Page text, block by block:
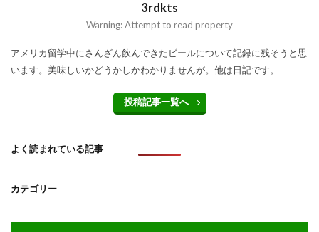
3rdkts
Warning: Attempt to read property
アメリカ留学中にさんざん飲んできたビールについて記録に残そうと思
います。美味しいかどうかしかわかりませんが。他は日記です。
投稿記事一覧へ
よく読まれている記事
カテゴリー